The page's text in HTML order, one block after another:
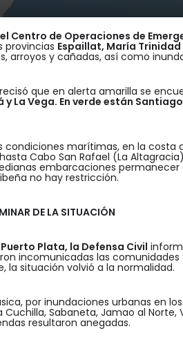
Centro de Operaciones de
provincias Espaillat, María
arroyos y cañadas, así como
que en alerta amarilla se
y La Vega. En verde están
condiciones marítimas, en la costa
Cabo San Rafael (La
embarcaciones
no hay restricción.
DE LA SITUACIÓN
Puerto Plata, la Defensa Civil
incomunicadas las comunidades
la situación volvió a la normalidad.
por inundaciones urbanas en
Sabaneta, Jamao al Norte,
resultaron anegadas.